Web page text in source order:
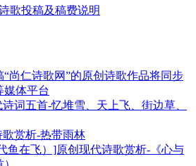
尚仁诗歌网”的原创诗歌作品将同步
媒体平台
词五首-忆堆雪、天上飞、街边草、
赏析-热带雨林
鱼在飞）]原创现代诗歌赏析-《心与